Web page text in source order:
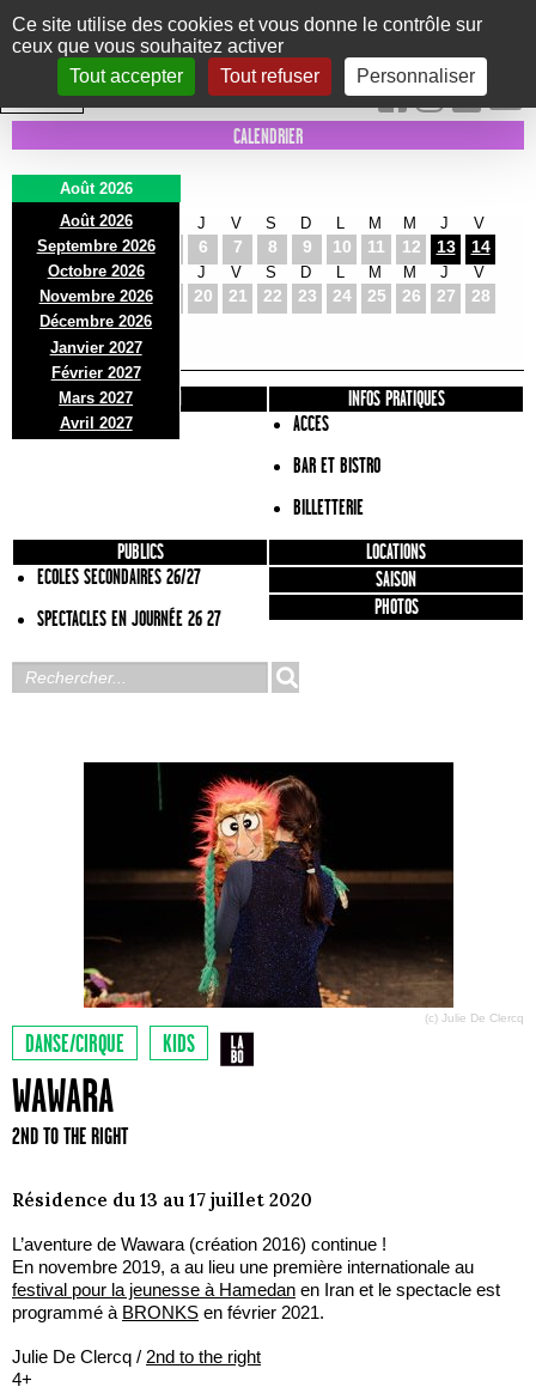
Panneau de gestion des cookies
Ce site utilise des cookies et vous donne le contrôle sur
ceux que vous souhaitez activer
Tout accepter
Tout refuser Personnaliser
Le Marni
CONCERTS DANSE/CIRQUE THÉÂTRE KIDS EXPOS EVENTS
INTRA MUROS
CALENDRIER
Août 2026
Août 2026
Septembre 2026
Octobre 2026
Novembre 2026
Décembre 2026
Janvier 2027
Février 2027
Mars 2027
Avril 2027
D
2
L
3
M
4
J
6
V
7
S
8
D
9 10
M
11
M
12
J
13
V
14
D
16
L
17
M
18
J
20
V
21
S
22
D
23 24
M
25
M
26
J
27
V
28
D
30
L
31
PRÉSENTATION
INFOS PRATIQUES
ACCES
BAR ET BISTRO
BILLETTERIE
PUBLICS
ECOLES SECONDAIRES 26/27
SPECTACLES EN JOURNÉE 26 27
LOCATIONS
SAISON
PHOTOS
(c) Julie De Clercq
DANSE/CIRQUE KIDS
WAWARA
2ND TO THE RIGHT
Résidence du 13 au 17 juillet 2020
L’aventure de Wawara (création 2016) continue !
En novembre 2019, a au lieu une première internationale au
festival pour la jeunesse à Hamedan en Iran et le spectacle est
programmé à BRONKS en février 2021.
Julie De Clercq / 2nd to the right
4+